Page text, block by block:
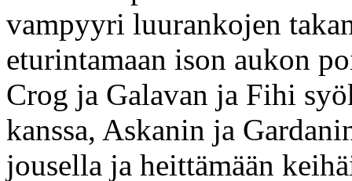
vampyyri luurankojen
eturintamaan ison aukon
Crog ja Galavan ja Fihi
kanssa, Askanin ja
jousella ja heittämään